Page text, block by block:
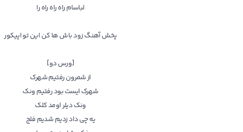
لباسام راه راه راه را
پخش آهنگ زود باش ها کن این تو اپیکور
[ورس دو]
از شمرون رفتیم شهرک
شهرک ایست بود رفتیم ونک
ونک دیلر اومد کلک
یه چی داد زدیم شدیم فلج